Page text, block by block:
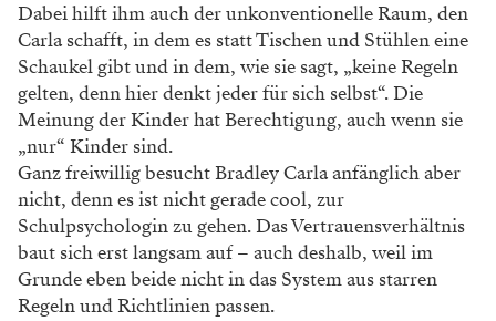
Dabei hilft ihm auch der unkonventionelle Raum, den
Carla schafft, in dem es statt Tischen und Stühlen eine
Schaukel gibt und in dem, wie sie sagt, „keine Regeln
gelten, denn hier denkt jeder für sich selbst“. Die
Meinung der Kinder hat Berechtigung, auch wenn sie
„nur“ Kinder sind.
Ganz freiwillig besucht Bradley Carla anfänglich aber
nicht, denn es ist nicht gerade cool, zur
Schulpsychologin zu gehen. Das Vertrauensverhältnis
baut sich erst langsam auf – auch deshalb, weil im
Grunde eben beide nicht in das System aus starren
Regeln und Richtlinien passen.